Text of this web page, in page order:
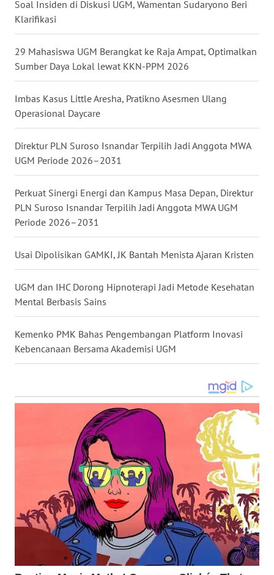
Soal Insiden di Diskusi UGM, Wamentan Sudaryono Beri
Klarifikasi
29 Mahasiswa UGM Berangkat ke Raja Ampat, Optimalkan
Sumber Daya Lokal lewat KKN-PPM 2026
Imbas Kasus Little Aresha, Pratikno Asesmen Ulang
Operasional Daycare
Direktur PLN Suroso Isnandar Terpilih Jadi Anggota MWA
UGM Periode 2026–2031
Perkuat Sinergi Energi dan Kampus Masa Depan, Direktur
PLN Suroso Isnandar Terpilih Jadi Anggota MWA UGM
Periode 2026–2031
Usai Dipolisikan GAMKI, JK Bantah Menista Ajaran Kristen
UGM dan IHC Dorong Hipnoterapi Jadi Metode Kesehatan
Mental Berbasis Sains
Kemenko PMK Bahas Pengembangan Platform Inovasi
Kebencanaan Bersama Akademisi UGM
WN
NUSANTARA
WN
JOGJA
WN
JATIM
WN
BALI
WN
KALBAR
WN
WN
KALSEL
KALTIM
GORONTALO
WN
SULUT
WN